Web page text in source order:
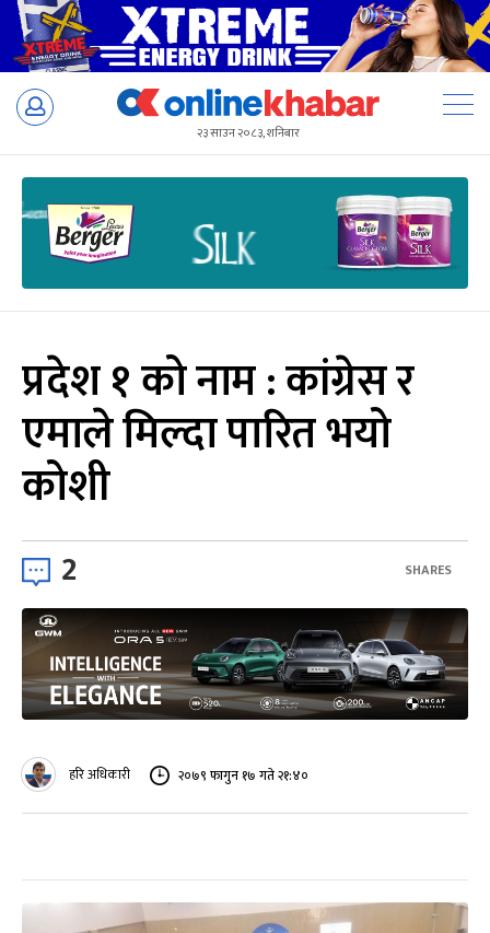
Skip
२३ साउन २०८३, शनिबार
प्रदेश १ को नाम : कांग्रेस र
एमाले मिल्दा पारित भयो
कोशी
2 SHARES
हरि अधिकारी २०७९ फागुन १७ गते २१:४०